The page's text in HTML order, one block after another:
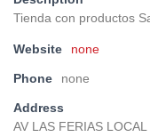
Tienda con productos
Website none
Phone none
Address
AV LAS FERIAS